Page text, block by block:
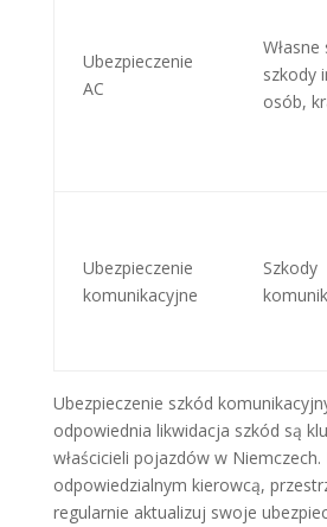
Ubezpieczenie
AC
szkody
osób,
Ubezpieczenie
komunikacyjne
Szkody
Ubezpieczenie szkód
odpowiednia likwidacja szkód są
właścicieli pojazdów w Niemczech.
odpowiedzialnym kierowcą,
regularnie aktualizuj swoje